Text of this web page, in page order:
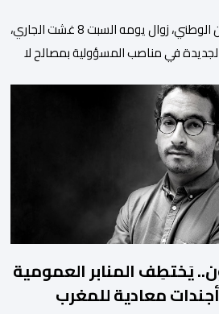
أعلنت المديرية العامة للأمن الوطني، زوال يومه السبت 8 غشت الجاري،
في مناصب المسؤولية بمصالح لا
والدار البيضاء وبني ملال وابن جرير
دينامية داخلية تهدف لضخ دماء جديدة
ومتمرسة، […]
يَختطِف المنابر العمومية
معادية للمغرب